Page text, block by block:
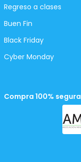
Regreso a clases
Buen Fin
Black Friday
Cyber Monday
Compra 100% segura